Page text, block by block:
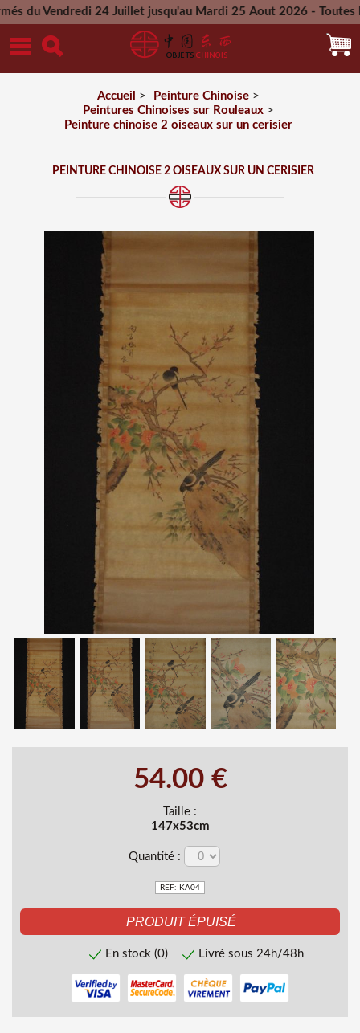
Vendredi 24 Juillet jusqu'au Mardi 25 Aout 2026 - Toutes les
Mercredi 26 Aout 2026
Accueil > Peinture Chinoise>
Peintures Chinoises sur Rouleaux>
Peinture chinoise 2 oiseaux sur un cerisier
PEINTURE CHINOISE 2 OISEAUX SUR UN CERISIER
54.00 €
Taille :
147x53cm
Quantité :
REF: KA04
En stock (0) Livré sous 24h/48h